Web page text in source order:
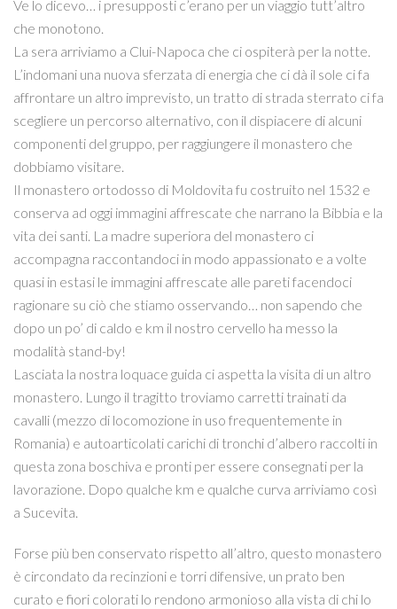
Ve lo dicevo… i presupposti c’erano per un viaggio tutt’altro
che monotono.
La sera arriviamo a Clui-Napoca che ci ospiterà per la notte.
L’indomani una nuova sferzata di energia che ci dà il sole ci fa
affrontare un altro imprevisto, un tratto di strada sterrato ci fa
scegliere un percorso alternativo, con il dispiacere di alcuni
componenti del gruppo, per raggiungere il monastero che
dobbiamo visitare.
Il monastero ortodosso di Moldovita fu costruito nel 1532 e
conserva ad oggi immagini affrescate che narrano la Bibbia e la
vita dei santi. La madre superiora del monastero ci
accompagna raccontandoci in modo appassionato e a volte
quasi in estasi le immagini affrescate alle pareti facendoci
ragionare su ciò che stiamo osservando… non sapendo che
dopo un po’ di caldo e km il nostro cervello ha messo la
modalità stand-by!
Lasciata la nostra loquace guida ci aspetta la visita di un altro
monastero. Lungo il tragitto troviamo carretti trainati da
cavalli (mezzo di locomozione in uso frequentemente in
Romania) e autoarticolati carichi di tronchi d’albero raccolti in
questa zona boschiva e pronti per essere consegnati per la
lavorazione. Dopo qualche km e qualche curva arriviamo così
a Sucevita.
Forse più ben conservato rispetto all’altro, questo monastero
è circondato da recinzioni e torri difensive, un prato ben
curato e fiori colorati lo rendono armonioso alla vista di chi lo